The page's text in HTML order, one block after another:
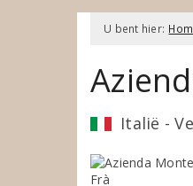
U bent hier:
Italië -